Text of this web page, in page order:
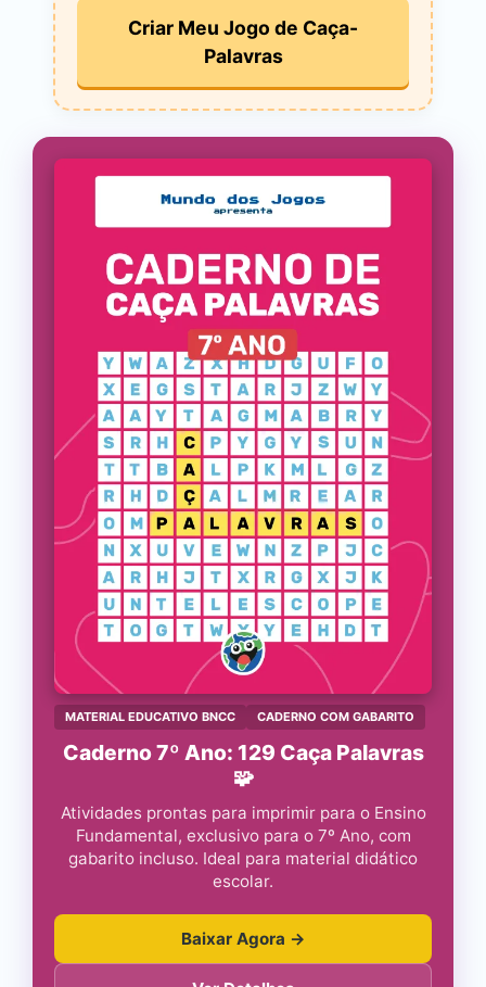
Criar Meu Jogo de Caça-
Palavras
MATERIAL EDUCATIVO BNCC CADERNO COM GABARITO
Caderno 7º Ano: 129 Caça Palavras
🧩
Atividades prontas para imprimir para o Ensino
Fundamental, exclusivo para o 7º Ano, com
gabarito incluso. Ideal para material didático
escolar.
Baixar Agora →